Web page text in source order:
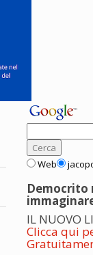
Web
Democrito
IL NUOVO
Clicca qui